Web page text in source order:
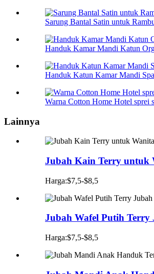
Sarung Bantal Satin untuk
Handuk Kamar Mandi Katun
Handuk Katun Kamar Mandi
Warna Cotton Home Hotel sprei
Lainnya
Jubah Kain Terry untuk
Harga:$7,5-$8,5
Jubah Wafel Putih Terry
Harga:$7,5-$8,5